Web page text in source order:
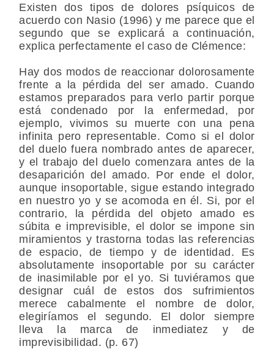
Existen dos tipos de dolores psíquicos de
acuerdo con Nasio (1996) y me parece que el
segundo que se explicará a continuación,
explica perfectamente el caso de Clémence:
Hay dos modos de reaccionar dolorosamente
frente a la pérdida del ser amado. Cuando
estamos preparados para verlo partir porque
está condenado por la enfermedad, por
ejemplo, vivimos su muerte con una pena
infinita pero representable. Como si el dolor
del duelo fuera nombrado antes de aparecer,
y el trabajo del duelo comenzara antes de la
desaparición del amado. Por ende el dolor,
aunque insoportable, sigue estando integrado
en nuestro yo y se acomoda en él. Si, por el
contrario, la pérdida del objeto amado es
súbita e imprevisible, el dolor se impone sin
miramientos y trastorna todas las referencias
de espacio, de tiempo y de identidad. Es
absolutamente insoportable por su carácter
de inasimilable por el yo. Si tuviéramos que
designar cuál de estos dos sufrimientos
merece cabalmente el nombre de dolor,
elegiríamos el segundo. El dolor siempre
lleva la marca de inmediatez y de
imprevisibilidad. (p. 67)